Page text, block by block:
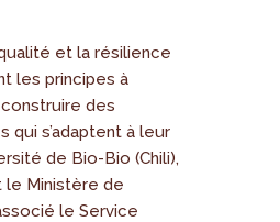
et la résilience
les principes à
des
qui s’adaptent à leur
de Bio-Bio (Chili),
le Ministère de
le Service